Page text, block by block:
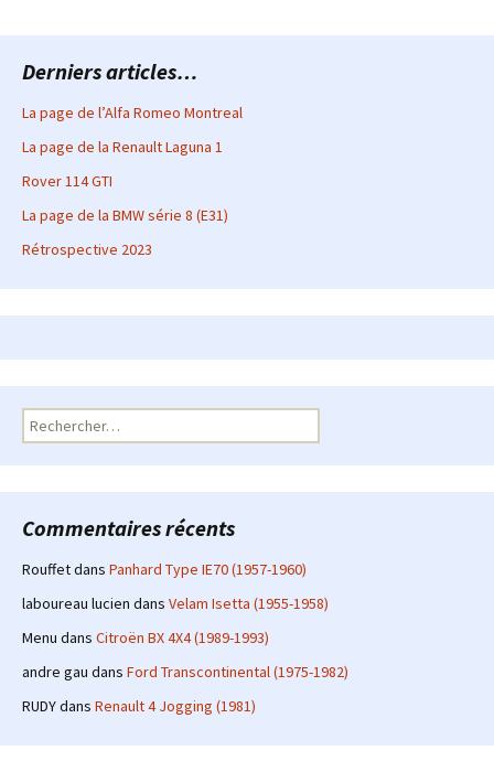
Derniers articles…
La page de l’Alfa Romeo Montreal
La page de la Renault Laguna 1
Rover 114 GTI
La page de la BMW série 8 (E31)
Rétrospective 2023
Rechercher :
Commentaires récents
Rouffetdans Panhard Type IE70 (1957-1960)
laboureau lucien dans Velam Isetta (1955-1958)
Menu dans Citroën BX 4X4 (1989-1993)
andre gau dans Ford Transcontinental (1975-1982)
RUDYdans Renault 4 Jogging (1981)